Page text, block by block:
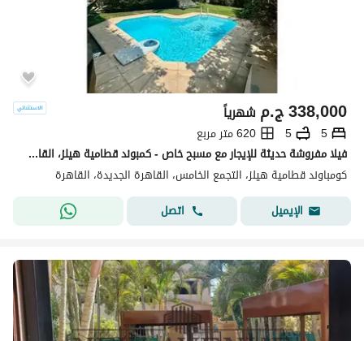
ج.م338,000 شهرياً
5
5
620 متر مربع
فيلا مفروشة حديثة للإيجار مع مسبح خاص - كمبوند قطامية هيلز، القاهرة الجديدة
كومباوند قطامية هيلز، التجمع الخامس، القاهرة الجديدة، القاهرة
الإيميل
اتصل